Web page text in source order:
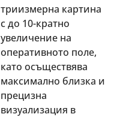
триизмерна картина
с до 10-кратно
увеличение на
оперативното поле,
като осъществява
максимално близка и
прецизна
визуализация в